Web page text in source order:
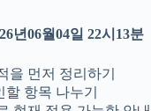
년06월04일 22시13분
을 먼저 정리하기
항목 나누기